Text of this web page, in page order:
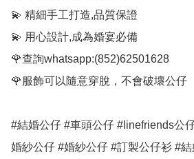
💫 精細手工打造,品質保證
💫 用心設計,成為婚宴必備
🌹查詢whatsapp:(852)62501628
🌹服飾可以隨意穿脫，不會破壞公仔
#結婚公仔 #車頭公仔 #linefriends公
婚紗公仔 #婚紗公仔 #訂製公仔衫 #